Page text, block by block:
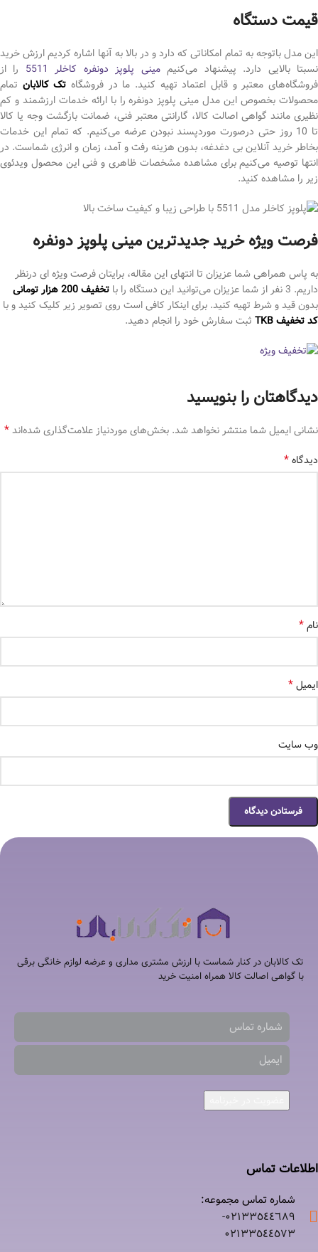
قیمت دستگاه
این مدل باتوجه به تمام امکاناتی که دارد و در بالا به آنها اشاره کردیم ارزش خرید
نسبتا بالایی دارد. پیشنهاد می‌کنیممینی پلوپز دونفره کاخلر 5511
را از
فروشگاه‌های معتبر و قابل اعتماد تهیه کنید. ما در فروشگاه تک کالابان تمام
محصولات بخصوص این مدل مینی پلوپز دونفره را با ارائه خدمات ارزشمند و کم
نظیری مانند گواهی اصالت کالا، گارانتی معتبر فنی، ضمانت بازگشت وجه یا کالا
تا 10 روز حتی درصورت موردپسند نبودن عرضه می‌کنیم. که تمام این خدمات
بخاطر خرید آنلاین بی دغدغه، بدون هزینه رفت و آمد، زمان و انرژی شماست. در
انتها توصیه می‌کنیم برای مشاهده مشخصات ظاهری و فنی این محصول ویدئوی
زیر را مشاهده کنید.
فرصت ویژه خرید جدیدترین مینی پلوپز دونفره
به پاس همراهی شما عزیزان تا انتهای این مقاله، برایتان فرصت ویژه ای درنظر
داریم. 3 نفر از شما عزیزان می‌توانید این دستگاه را با
تخفیف 200 هزار تومانی
بدون قید و شرط تهیه کنید. برای اینکار کافی است روی تصویر زیر کلیک کنید و با
کد تخفیف TKB
ثبت سفارش خود را انجام دهید.
دیدگاهتان را بنویسید
نشانی ایمیل شما منتشر نخواهد شد. بخش‌های موردنیاز علامت‌گذاری شده‌اند*
دیدگاه*
نام*
ایمیل*
وب‌ سایت
تک کالابان در کنار شماست با ارزش مشتری مداری و عرضه لوازم خانگی برقی
با گواهی اصالت کالا همراه امنیت خرید
اطلاعات تماس
شماره تماس مجموعه:
۰۲۱٣٣٥٤٤٦٨٩-
۰٢١٣٣٥٤٤٥٧٣